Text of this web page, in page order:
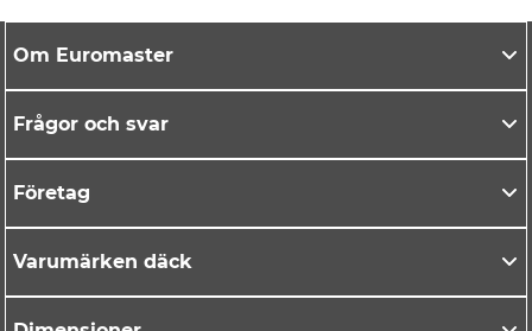
Om Euromaster
Frågor och svar
Företag
Varumärken däck